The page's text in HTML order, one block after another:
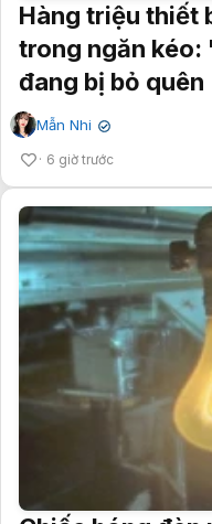
Hàng triệu thiết
trong ngăn
đang bị bỏ quên
Mẫn Nhi ✔
6 giờ trước